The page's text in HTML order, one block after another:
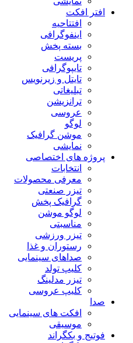
افتر افکت
افتتاحیه
اینفوگرافی
بسته پخش
پریست
تایپوگرافی
تایتل و زیرنویس
تبلیغاتی
ترانزیشن
عروسی
لوگو
موشن گرافیک
نمایشی
پروژه های اختصاصی
انتخابات
معرفی محصولات
تیزر صنعتی
گرافیک پخش
لوگو موشن
مناسبتی
تیزر ورزشی
رستوران و غذا
صداهای سینمایی
کلیپ تولد
تیزر مدلینگ
کلیپ عروسی
صدا
افکت های سینمایی
موسیقی
فوتیج و بکگراند